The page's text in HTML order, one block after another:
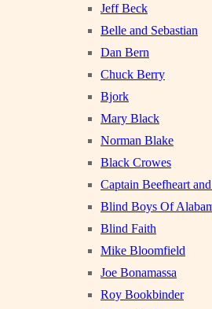
Jeff Beck
Belle and Sebastian
Dan Bern
Chuck Berry
Bjork
Mary Black
Norman Blake
Black Crowes
Captain Beefheart
Blind Boys Of
Blind Faith
Mike Bloomfield
Joe Bonamassa
Roy Bookbinder